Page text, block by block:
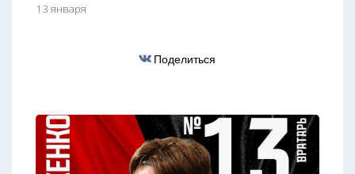
13 января
Поделиться